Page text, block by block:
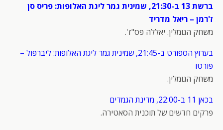
ברשת 13 ב-21:30, שמינית גמר ליגת האלופות: פריס סן
ז'רמן – ריאל מדריד
משחק הגומלין. יאללה פס"ז'.
בערוץ הספורט ב-21:45, שמינית גמר ליגת האלופות: ליברפול –
פורטו
משחק הגומלין.
בכאן 11 ב-22:00, מדינת הגמדים
פרקים חדשים של תוכנית הסאטירה.